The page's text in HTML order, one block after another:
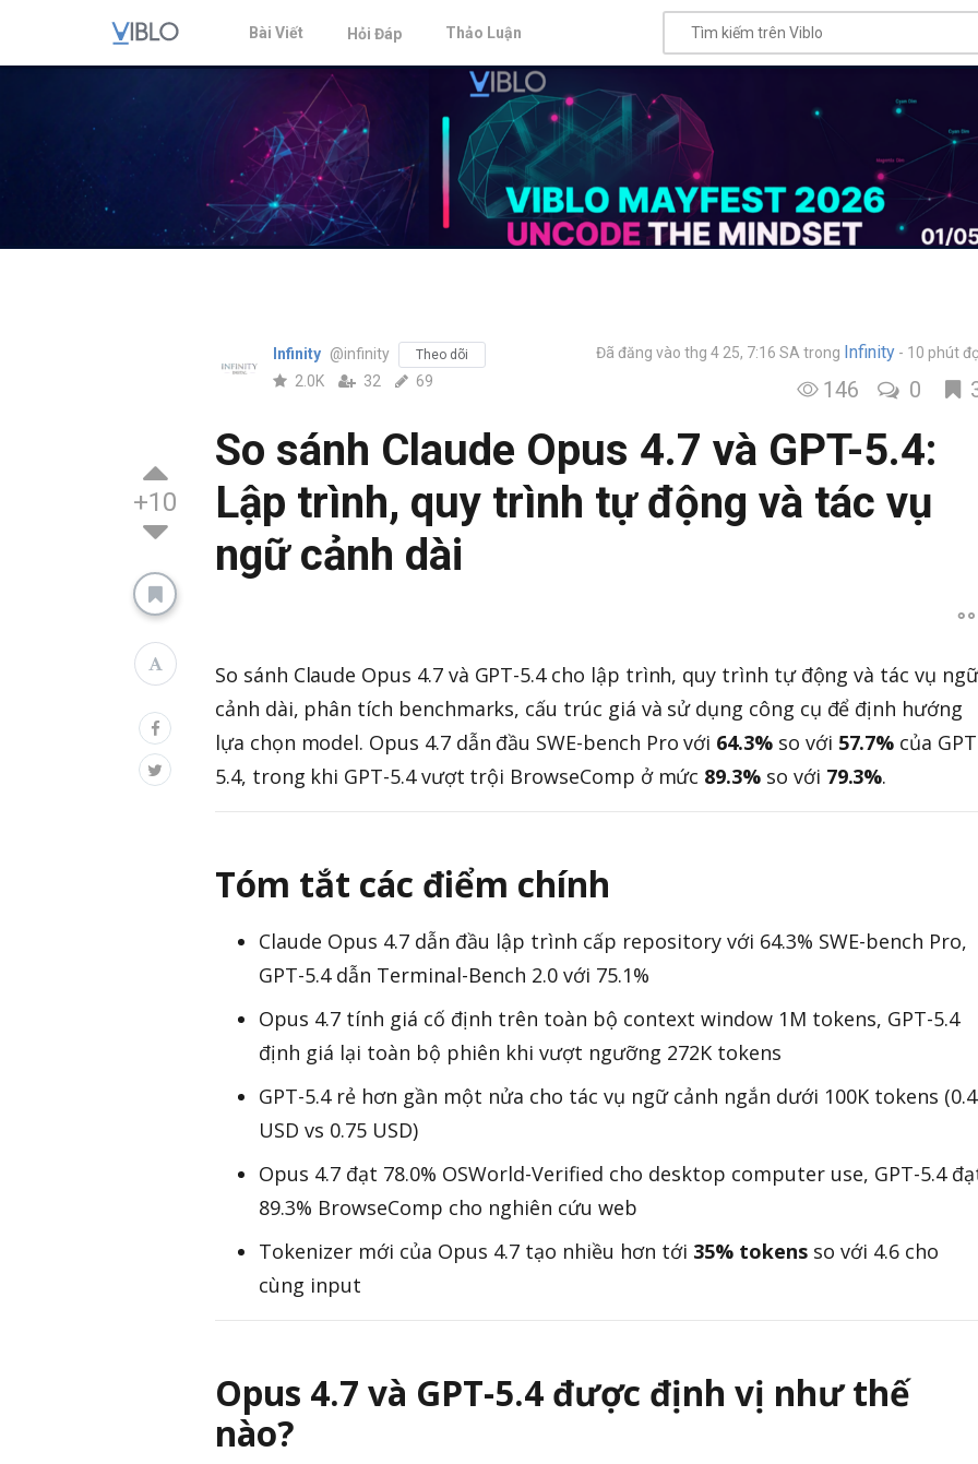
Bài Viết Hỏi Đáp Thảo Luận
+10
Infinity @infinity Theo dõi
2.0K 32 69
Đã đăng vào thg 4 25, 7:16 SAtrong Infinity 10 phút
146 0
So sánh Claude Opus 4.7 và GPT-5.4:
Lập trình, quy trình tự động và tác vụ
ngữ cảnh dài
So sánh Claude Opus 4.7 và GPT-5.4 cho lập trình, quy trình tự động và tác vụ ngữ
cảnh dài, phân tích benchmarks, cấu trúc giá và sử dụng công cụ để định hướng
lựa chọn model. Opus 4.7 dẫn đầu SWE-bench Pro với 64.3%so với 57.7% của
5.4, trong khi GPT-5.4 vượt trội BrowseComp ở mức 89.3% so với 79.3%.
Tóm tắt các điểm chính
Claude Opus 4.7 dẫn đầu lập trình cấp repository với 64.3% SWE-bench Pro,
GPT-5.4 dẫn Terminal-Bench 2.0 với 75.1%
Opus 4.7 tính giá cố định trên toàn bộ context window 1M tokens, GPT-5.4
định giá lại toàn bộ phiên khi vượt ngưỡng 272K tokens
GPT-5.4 rẻ hơn gần một nửa cho tác vụ ngữ cảnh ngắn dưới 100K tokens
USD vs 0.75 USD)
Opus 4.7 đạt 78.0% OSWorld-Verified cho desktop computer use, GPT-5.4
89.3% BrowseComp cho nghiên cứu web
Tokenizer mới của Opus 4.7 tạo nhiều hơn tới 35% tokens so với 4.6 cho
cùng input
Opus 4.7 và GPT-5.4 được định vị như thế
nào?